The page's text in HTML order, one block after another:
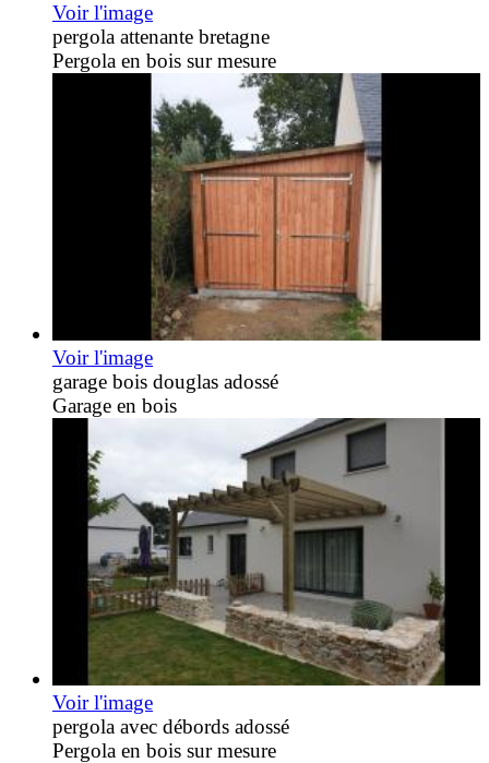
Voir l'image
pergola attenante bretagne
Pergola en bois sur mesure
Voir l'image
garage bois douglas adossé
Garage en bois
Voir l'image
pergola avec débords adossé
Pergola en bois sur mesure